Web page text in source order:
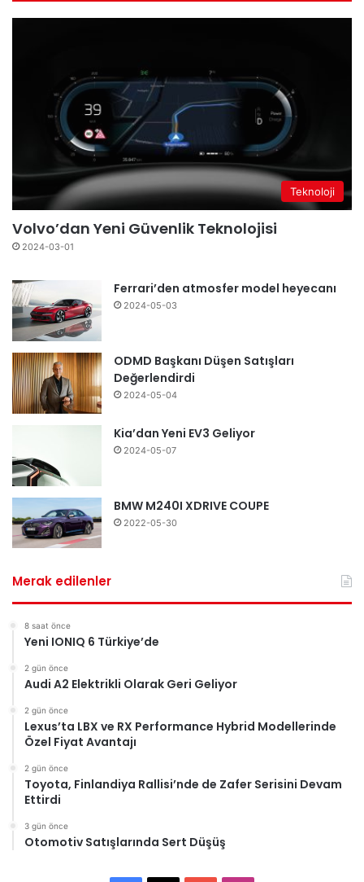
Teknoloji
Volvo’dan Yeni Güvenlik Teknolojisi
2024-03-01
Ferrari’den atmosfer model heyecanı
2024-05-03
ODMD Başkanı Düşen Satışları
Değerlendirdi
2024-05-04
Kia’dan Yeni EV3 Geliyor
2024-05-07
BMW M240I XDRIVE COUPE
2022-05-30
Merak edilenler
8 saat önce
Yeni IONIQ 6 Türkiye’de
2 gün önce
Audi A2 Elektrikli Olarak Geri Geliyor
2 gün önce
Lexus’ta LBX ve RX Performance Hybrid Modellerinde
Özel Fiyat Avantajı
2 gün önce
Toyota, Finlandiya Rallisi’nde de Zafer Serisini Devam
Ettirdi
3 gün önce
Otomotiv Satışlarında Sert Düşüş